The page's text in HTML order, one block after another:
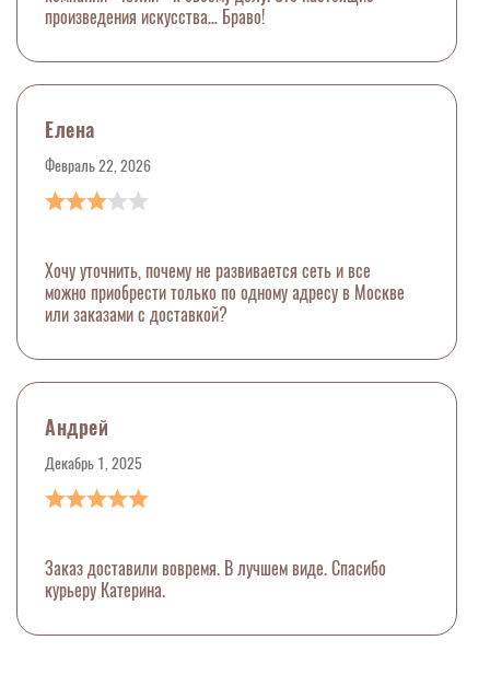
произведения искусства… Браво!
Елена
Февраль 22, 2026
Хочу уточнить, почему не развивается сеть и все
можно приобрести только по одному адресу в Москве
или заказами с доставкой?
Андрей
Декабрь 1, 2025
Заказ доставили вовремя. В лучшем виде. Спасибо
курьеру Катерина.